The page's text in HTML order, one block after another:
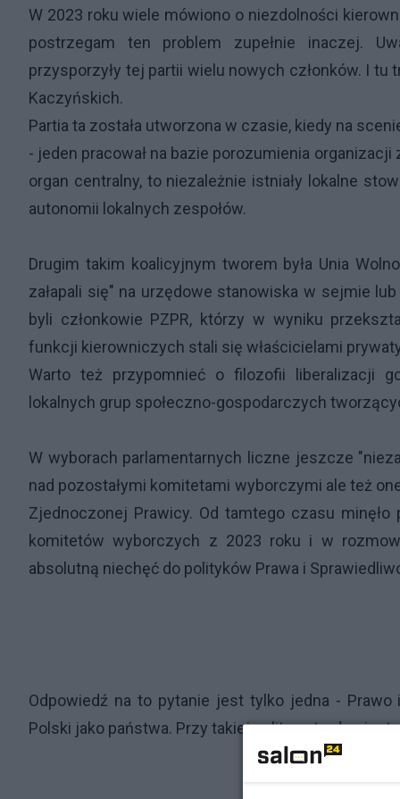
W 2023 roku wiele mówiono o niezdolności
postrzegam ten problem zupełnie inaczej.
przysporzyły tej partii wielu nowych członków. I
Kaczyńskich.
Partia ta została utworzona w czasie, kiedy na
- jeden pracował na bazie porozumienia
organ centralny, to niezależnie istniały lokalne
autonomii lokalnych zespołów.
Drugim takim koalicyjnym tworem była Unia
załapali się" na urzędowe stanowiska w sejmie
byli członkowie PZPR, którzy w wyniku
funkcji kierowniczych stali się właścicielami
Warto też przypomnieć o filozofii liberalizacji
lokalnych grup społeczno-gospodarczych
W wyborach parlamentarnych liczne jeszcze
nad pozostałymi komitetami wyborczymi ale też
Zjednoczonej Prawicy. Od tamtego czasu
komitetów wyborczych z 2023 roku i w
absolutną niechęć do polityków Prawa i
Odpowiedź na to pytanie jest tylko jedna -
Polski jako państwa. Przy takiej polityce trudno jest